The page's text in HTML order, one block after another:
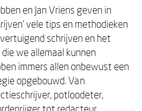
en Jan Vriens geven in
vele tips en methodieken
schrijven en het
we allemaal kunnen
immers allen onbewust een
opgebouwd. Van
potloodeter,
tot redacteur.